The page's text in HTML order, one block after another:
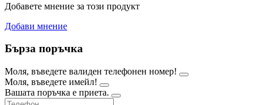
Добавете мнение за този продукт
Добави мнение
Бърза поръчка
Моля, въведете валиден телефонен номер!
Моля, въведете имейл!
Вашата поръчка е приета.